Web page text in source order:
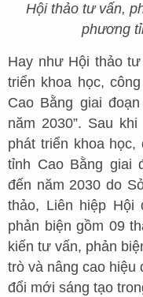
Hội thảo tư vấn,
phương
Hay như Hội thảo
triển khoa học,
Cao Bằng giai
năm 2030”. Sau
phát triển khoa
tỉnh Cao Bằng giai
đến năm 2030 do
thảo, Liên hiệp Hội
phản biện gồm 09
kiến tư vấn, phản
trò và nâng cao hiệu
đổi mới sáng tạo